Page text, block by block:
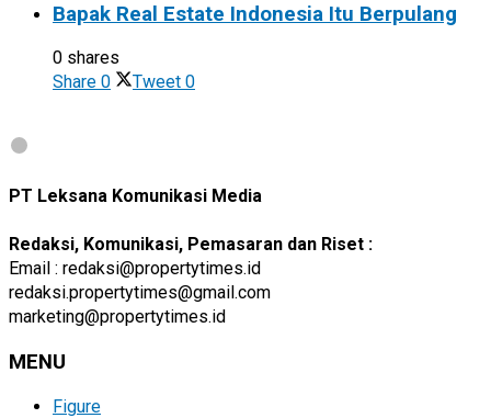
Bapak Real Estate Indonesia Itu Berpulang
0 shares
Share 0 Tweet 0
PT Leksana Komunikasi Media
Redaksi, Komunikasi, Pemasaran dan Riset :
Email : redaksi@propertytimes.id
redaksi.propertytimes@gmail.com
marketing@propertytimes.id
MENU
Figure